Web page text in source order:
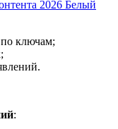
2026 Белый
по ключам;
: